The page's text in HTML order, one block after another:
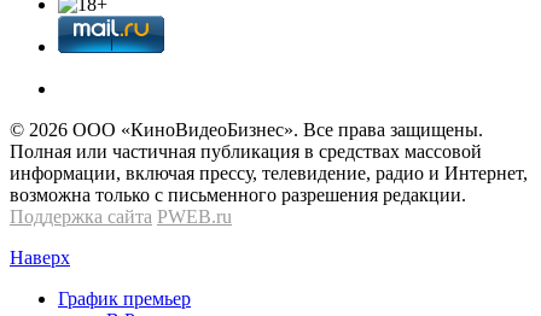
© 2026 OOО «КиноВидеоБизнес». Все права защищены.
Полная или частичная публикация в средствах массовой
информации, включая прессу, телевидение, радио и Интернет,
возможна только с письменного разрешения редакции.
Поддержка сайта PWEB.ru
Наверх
График премьер